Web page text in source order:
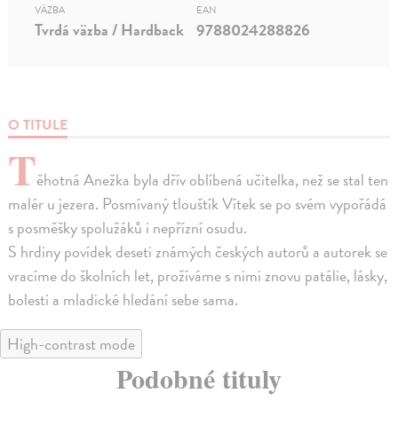
O TITULE
Těhotná Anežka byla dřív oblíbená učitelka, než se stal ten
malér u jezera. Posmívaný tlouštík Vítek se po svém vypořádá
s posměšky spolužáků i nepřízní osudu.
S hrdiny povídek deseti známých českých autorů a autorek se
vracíme do školních let, prožíváme s nimi znovu patálie, lásky,
bolesti a mladické hledání sebe sama.
VÄZBA
Tvrdá väzba / Hardback
EAN
9788024288826
High-contrast mode
Podobné tituly